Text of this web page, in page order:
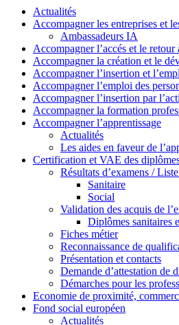
Actualités
Accompagner les entreprises et
Ambassadeurs IA
Accompagner l’accés et le retour
Accompagner la création et le
Accompagner l’insertion et
Accompagner l’emploi des
Accompagner l’insertion par
Accompagner la formation
Accompagner l’apprentissage
Actualités
Les aides en faveur de
Certification et VAE des
Résultats d’examens /
Sanitaire
Social
Validation des acquis de
Diplômes sanitaires
Fiches métier
Reconnaissance de
Présentation et contacts
Demande d’attestation de
Démarches pour les
Economie de proximité,
Fond social européen
Actualités